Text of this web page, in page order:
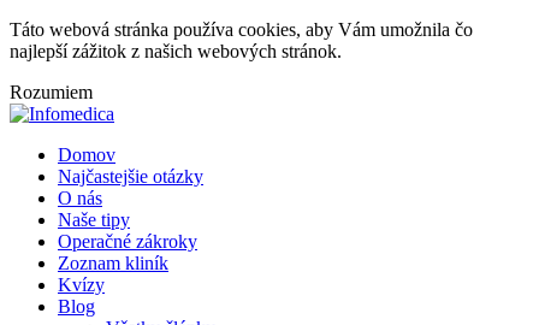
Táto webová stránka používa cookies, aby Vám umožnila čo
najlepší zážitok z našich webových stránok.
Rozumiem
Domov
Najčastejšie otázky
O nás
Naše tipy
Operačné zákroky
Zoznam kliník
Kvízy
Blog